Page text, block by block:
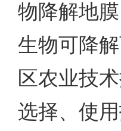
物降解地
生物可降
区农业技
选择、使